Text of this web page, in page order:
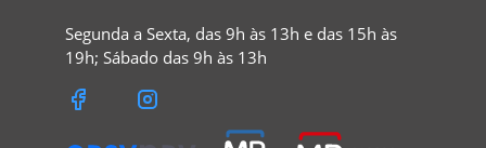
Segunda a Sexta, das 9h às 13h e das 15h às
19h; Sábado das 9h às 13h